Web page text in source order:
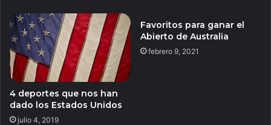
4 deportes que nos han
dado los Estados Unidos
julio 4, 2019
Favoritos para ganar el
Abierto de Australia
febrero 9, 2021